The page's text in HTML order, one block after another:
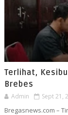
Terlihat,
Brebes
Admin Sept 21,
Bregasnews.com –